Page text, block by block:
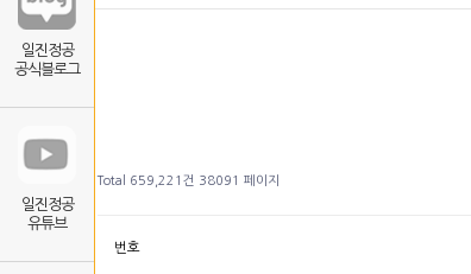
Total 659,221건 38091 페이지
번호
일진정공
공식블로그
일진정공
유튜브